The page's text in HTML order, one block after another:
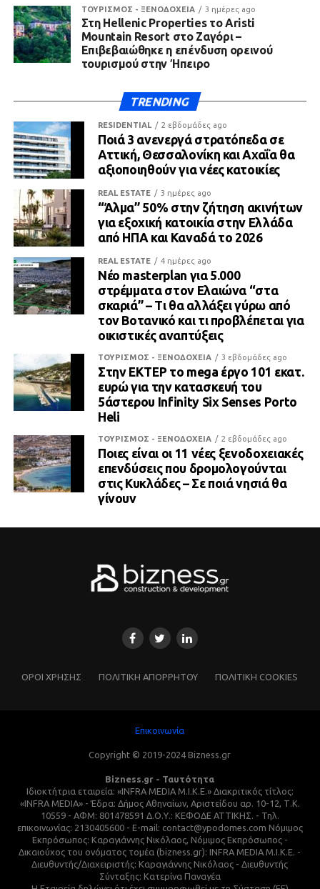
ΤΟΥΡΙΣΜΟΣ - ΞΕΝΟΔΟΧΕΙΑ 3 ημέρες ago
Στη Hellenic Properties το Aristi
Mountain Resort στο Ζαγόρι –
Επιβεβαιώθηκε η επένδυση ορεινού
τουρισμού στην Ήπειρο
TRENDING
RESIDENTIAL 2 εβδομάδες ago
Ποιά 3 ανενεργά στρατόπεδα σε
Αττική, Θεσσαλονίκη και Αχαΐα θα
αξιοποιηθούν για νέες κατοικίες
REAL ESTATE 3 ημέρες ago
“Άλμα” 50% στην ζήτηση ακινήτων
για εξοχική κατοικία στην Ελλάδα
από ΗΠΑ και Καναδά το 2026
REAL ESTATE 4 ημέρες ago
Νέο masterplan για 5.000
στρέμματα στον Ελαιώνα “στα
σκαριά” – Τι θα αλλάξει γύρω από
τον Βοτανικό και τι προβλέπεται για
οικιστικές αναπτύξεις
ΤΟΥΡΙΣΜΟΣ - ΞΕΝΟΔΟΧΕΙΑ 3 εβδομάδες ago
Στην ΕΚΤΕΡ το mega έργο 101 εκατ.
ευρώ για την κατασκευή του
5άστερου Infinity Six Senses Porto
Heli
ΤΟΥΡΙΣΜΟΣ - ΞΕΝΟΔΟΧΕΙΑ 2 εβδομάδες ago
Ποιες είναι οι 11 νέες ξενοδοχειακές
επενδύσεις που δρομολογούνται
στις Κυκλάδες – Σε ποιά νησιά θα
γίνουν
ΌΡΟΙ ΧΡΗΣΗΣ ΠΟΛΙΤΙΚΗ ΑΠΟΡΡΗΤΟΥ ΠΟΛΙΤΙΚΗ COOKIES
Επικοινωνία
Copyright © 2019-2024 Bizness.gr
Bizness.gr - Ταυτότητα
Ιδιοκτήτρια εταιρεία: «INFRA MEDIA M.I.K.E.» Διακριτικός τίτλος:
«INFRA MEDIA» - Έδρα: Δήμος Αθηναίων, Αριστείδου αρ. 10-12, Τ.Κ.
10559 - ΑΦΜ: 801478591 Δ.Ο.Υ.: ΚΕΦΟΔΕ ΑΤΤΙΚΗΣ. - Τηλ.
επικοινωνίας: 2130405600 - E-mail: contact@ypodomes.com Νόμιμος
Εκπρόσωπος: Καραγιάννης Νικόλαος, Νόμιμος Εκπρόσωπος -
Δικαιούχος του ονόματος τομέα (bizness.gr): INFRA MEDIA M.I.K.E. -
Διευθυντής/Διαχειριστής: Καραγιάννης Νικόλαος - Διευθυντής
Σύνταξης: Κατερίνα Παναγέα